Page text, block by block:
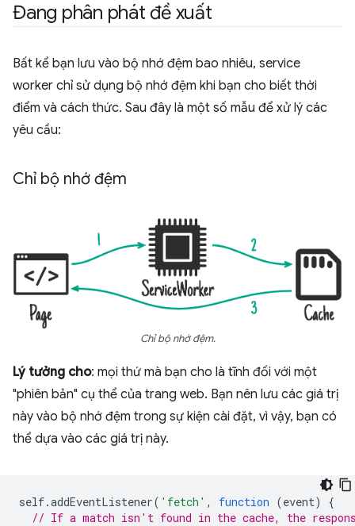
Đang phân phát đề xuất
Bất kể bạn lưu vào bộ nhớ đệm bao nhiêu, service
worker chỉ sử dụng bộ nhớ đệm khi bạn cho biết thời
điểm và cách thức. Sau đây là một số mẫu để xử lý các
yêu cầu:
Chỉ bộ nhớ đệm
Chỉ bộ nhớ đệm.
Lý tưởng cho: mọi thứ mà bạn cho là tĩnh đối với một
"phiên bản" cụ thể của trang web. Bạn nên lưu các giá trị
này vào bộ nhớ đệm trong sự kiện cài đặt, vì vậy, bạn có
thể dựa vào các giá trị này.
self.addEventListener( 'fetch' , function (event)
{
// If a match isn't found in the cache, the